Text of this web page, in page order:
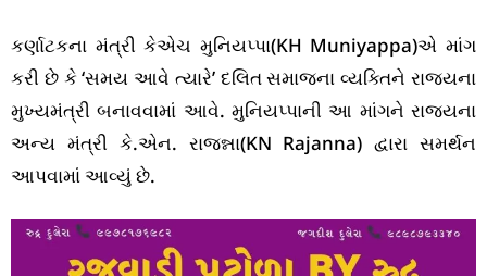
કર્ણાટકના મંત્રી કેએચ મુનિયપ્પા(KH Muniyappa)એ માંગ
કરી છે કે ‘સમય આવે ત્યારે’ દલિત સમાજના વ્યક્તિને રાજ્યના
મુખ્યમંત્રી બનાવવામાં આવે. મુનિયપ્પાની આ માંગને રાજ્યના
અન્ય મંત્રી કે.એન. રાજન્ના(KN Rajanna) દ્વારા સમર્થન
આપવામાં આવ્યું છે.